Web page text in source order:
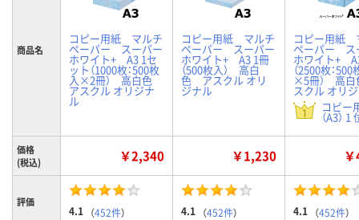
商品名
コピー用紙 マルチ
ペーパー スーパー
ホワイト+ A3 1セ
ット（1000枚：500枚
入×2冊） 高白色
アスクル オリジナ
ル
コピー用紙 マルチ
ペーパー スーパー
ホワイト+ A3 1冊
（500枚入） 高白
色 アスクル オリ
ジナル
コピー用紙
ペーパー ス
ホワイト+
（2500枚：500
×5冊） 高
スクル オリ
コピー
（A3） 1
価格
(税込)
￥2,340 ￥1,230
評価
4.1 （452件） 4.1 （452件） 4.1 （452件）